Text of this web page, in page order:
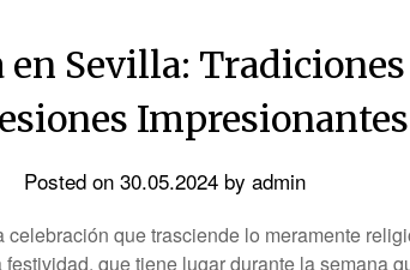
en Sevilla:
Impresionantes
Posted on 30.05.2024by admin
que trasciende lo meramente
que tiene lugar durante la semana